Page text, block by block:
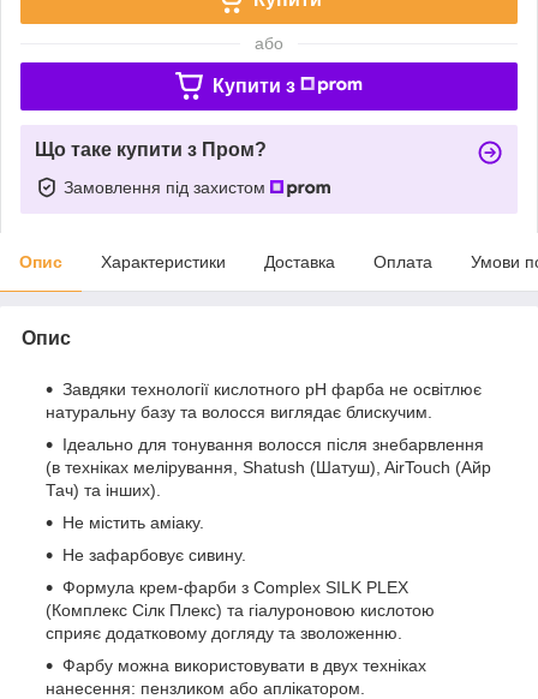
або
Купити з
Що таке купити з Пром?
Замовлення під захистом
Опис Характеристики Доставка Оплата Умови
Опис
Завдяки технології кислотного рН фарба не освітлює
натуральну базу та волосся виглядає блискучим.
Ідеально для тонування волосся після знебарвлення
(в техніках мелірування, Shatush (Шатуш), AirTouch (Aйр
Тач) та інших).
Не містить аміаку.
Не зафарбовує сивину.
Формула крем-фарби з Сomplex SILK PLEX
(Комплекс Сілк Плекс) та гіалуроновою кислотою
сприяє додатковому догляду та зволоженню.
Фарбу можна використовувати в двух техніках
нанесення: пензликом або аплікатором.